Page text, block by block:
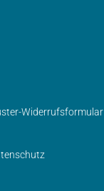
Widerrufsformular